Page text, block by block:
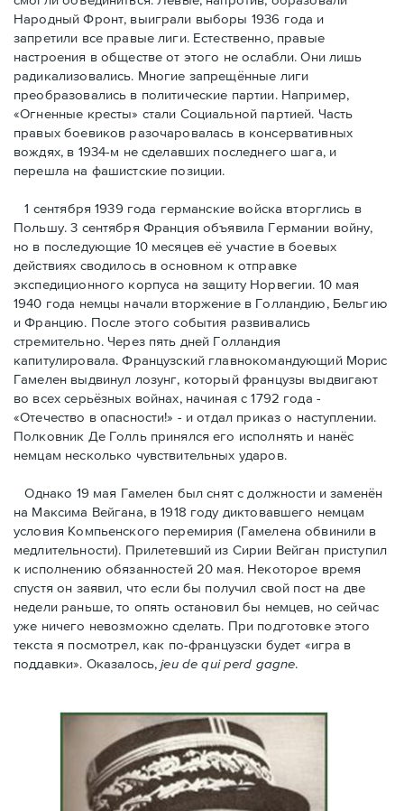
Народный Фронт, выиграли выборы 1936 года и
запретили все правые лиги. Естественно, правые
настроения в обществе от этого не ослабли. Они лишь
радикализовались. Многие запрещённые лиги
преобразовались в политические партии. Например,
«Огненные кресты» стали Социальной партией. Часть
правых боевиков разочаровалась в консервативных
вождях, в 1934-м не сделавших последнего шага, и
перешла на фашистские позиции.
1 сентября 1939 года германские войска вторглись в
Польшу. 3 сентября Франция объявила Германии войну,
но в последующие 10 месяцев её участие в боевых
действиях сводилось в основном к отправке
экспедиционного корпуса на защиту Норвегии. 10 мая
1940 года немцы начали вторжение в Голландию, Бельгию
и Францию. После этого события развивались
стремительно. Через пять дней Голландия
капитулировала. Французский главнокомандующий Морис
Гамелен выдвинул лозунг, который французы выдвигают
во всех серьёзных войнах, начиная с 1792 года -
«Отечество в опасности!» - и отдал приказ о наступлении.
Полковник Дe Голль принялся его исполнять и нанёс
немцам несколько чувствительных ударов.
Однако 19 мая Гамелен был снят с должности и заменён
на Максима Вейгана, в 1918 году диктовавшего немцам
условия Компьенского перемирия (Гамелена обвинили в
медлительности). Прилетевший из Сирии Вейган приступил
к исполнению обязанностей 20 мая. Hекоторое время
спустя oн заявил, что если бы получил свой пост на две
недели раньше, то опять остановил бы немцев, но сейчас
уже ничего невозможно сделать. При подготовке этого
текста я посмотрел, как по-французски будет «игра в
поддавки». Оказалось,jeu de qui perd gagne.